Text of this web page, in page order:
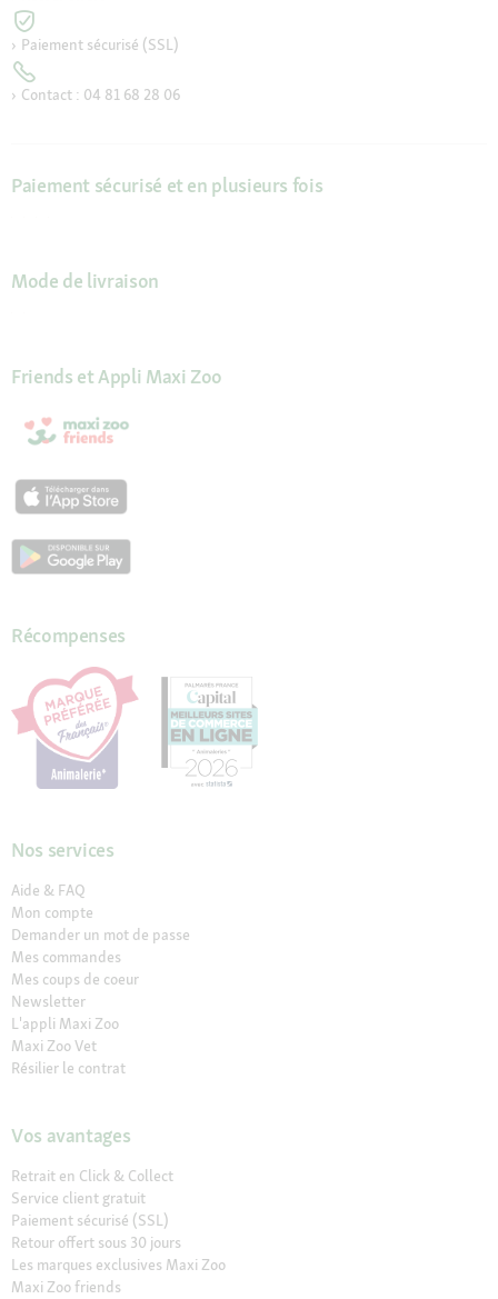
Paiement sécurisé (SSL)
Contact : 04 81 68 28 06
Paiement sécurisé et en plusieurs fois
Mode de livraison
Friends et Appli Maxi Zoo
Récompenses
Nos services
Aide & FAQ
Mon compte
Demander un mot de passe
Mes commandes
Mes coups de coeur
Newsletter
L'appli Maxi Zoo
Maxi Zoo Vet
Résilier le contrat
Vos avantages
Retrait en Click & Collect
Service client gratuit
Paiement sécurisé (SSL)
Retour offert sous 30 jours
Les marques exclusives Maxi Zoo
Maxi Zoo friends